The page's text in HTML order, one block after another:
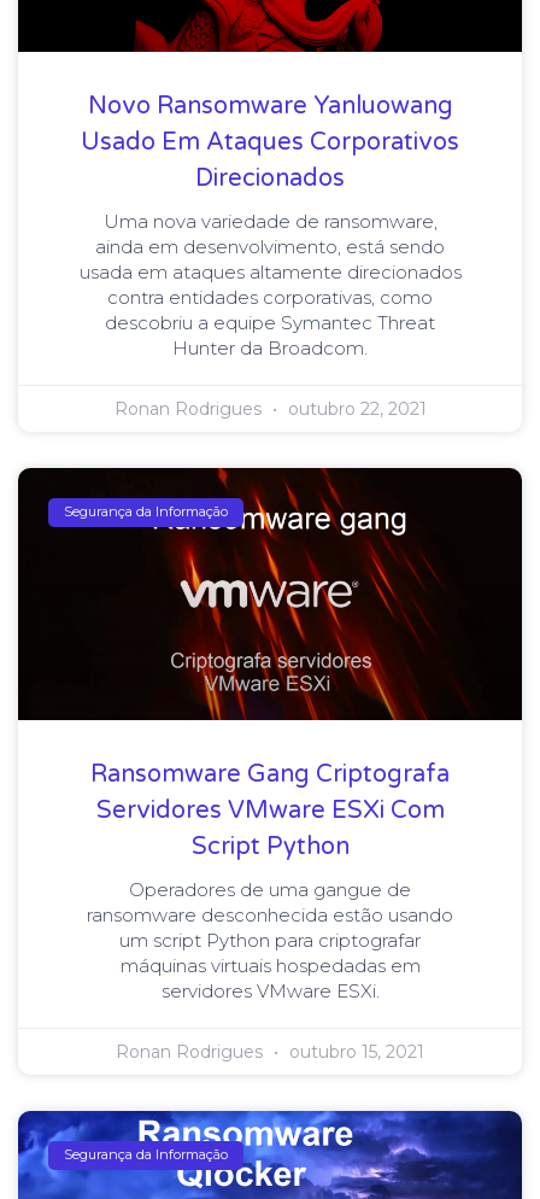
Novo Ransomware Yanluowang
Usado Em Ataques Corporativos
Direcionados
Uma nova variedade de ransomware,
ainda em desenvolvimento, está sendo
usada em ataques altamente direcionados
contra entidades corporativas, como
descobriu a equipe Symantec Threat
Hunter da Broadcom.
Ronan Rodrigues outubro 22, 2021
Segurança da Informação
Ransomware Gang Criptografa
Servidores VMware ESXi Com
Script Python
Operadores de uma gangue de
ransomware desconhecida estão usando
um script Python para criptografar
máquinas virtuais hospedadas em
servidores VMware ESXi.
Ronan Rodrigues outubro 15, 2021
Segurança da Informação